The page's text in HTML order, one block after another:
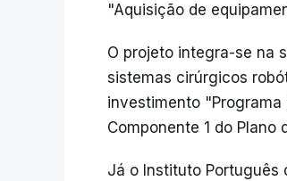
"Aquisição de
O projeto integra-se na
sistemas cirúrgicos
investimento
Componente 1 do Plano
Já o Instituto Português